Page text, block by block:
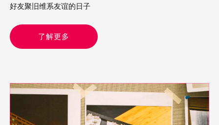
好友聚旧维系友谊的日子
了解更多